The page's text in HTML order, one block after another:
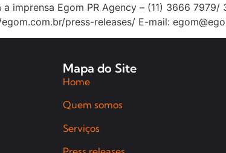
imprensa Egom PR Agency – (11) 3666 7979/
press-releases/ E-mail:
Mapa do Site
Home
Quem somos
Serviços